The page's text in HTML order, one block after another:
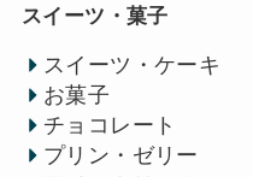
スイーツ・菓子
スイーツ・ケーキ
お菓子
チョコレート
プリン・ゼリー